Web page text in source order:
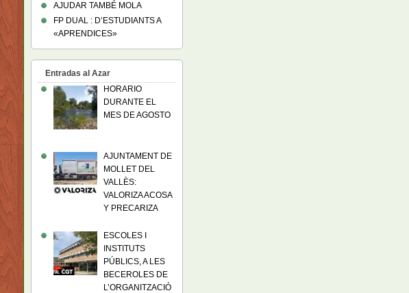
AJUDAR TAMBÉ MOLA
FP DUAL : D’ESTUDIANTS A
«APRENDICES»
Entradas al Azar
HORARIO
DURANTE EL
MES DE AGOSTO
AJUNTAMENT DE
MOLLET DEL
VALLÈS:
VALORIZA ACOSA
Y PRECARIZA
ESCOLES I
INSTITUTS
PÚBLICS, A LES
BECEROLES DE
L’ORGANITZACIÓ